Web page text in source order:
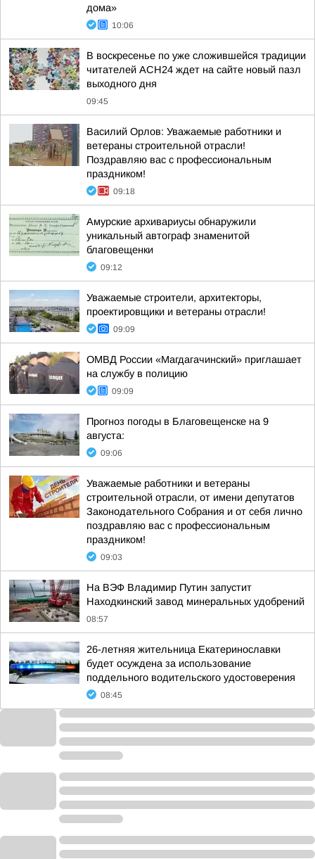
дома»
10:06
В воскресенье по уже сложившейся традиции
читателей АСН24 ждет на сайте новый пазл
выходного дня
09:45
Василий Орлов: Уважаемые работники и
ветераны строительной отрасли!
Поздравляю вас с профессиональным
праздником!
09:18
Амурские архивариусы обнаружили
уникальный автограф знаменитой
благовещенки
09:12
Уважаемые строители, архитекторы,
проектировщики и ветераны отрасли!
09:09
ОМВД России «Магдагачинский» приглашает
на службу в полицию
09:09
Прогноз погоды в Благовещенске на 9
августа:
09:06
Уважаемые работники и ветераны
строительной отрасли, от имени депутатов
Законодательного Собрания и от себя лично
поздравляю вас с профессиональным
праздником!
09:03
На ВЭФ Владимир Путин запустит
Находкинский завод минеральных удобрений
08:57
26-летняя жительница Екатеринославки
будет осуждена за использование
поддельного водительского удостоверения
08:45